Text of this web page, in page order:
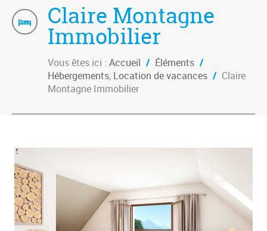
Claire Montagne
Immobilier
Vous êtes ici : Accueil / Éléments /
Hébergements, Location de vacances / Claire
Montagne Immobilier